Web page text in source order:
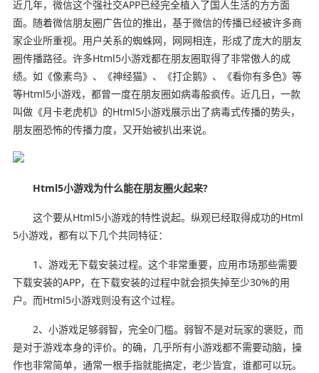
近几年，微信这个强社交APP已经完全植入了国人生活的方方面
面。随着微信朋友圈广告位的推出，基于微信的传播已经被许多商
家企业所重视。用户关系的蜘蛛网，网网相连，形成了庞大的朋友
圈传播路径。许多Html5小游戏都在朋友圈取得了非常傲人的成
绩。如《像素鸟》、《神经猫》、《打企鹅》、《看你有多色》等
等Html5小游戏，都曾一度在朋友圈如病毒般疯传。近几日，一款
叫做《月卡老虎机》的Html5小游戏展示出了病毒式传播的势头，
朋友圈恐怖的传播力度，又开始被扒出来说。
Html5小游戏为什么能在朋友圈火起来?
这个要从Html5小游戏的特性说起。纵观已经取得成功的Html
5小游戏，都有以下几个共同特征：
1、游戏无下载安装过程。这个非常重要，应用市场那些需要
下载安装的APP，在下载安装的过程中就会损失掉至少30%的用
户。而Html5小游戏则没有这个过程。
2、小游戏足够弱智，完全0门槛。弱智不是对玩家的褒贬，而
是对于游戏本身的评价。的确，几乎所有小游戏都不需要动脑，操
作也非常简单，通常一根手指就能搞定，老少皆宜，谁都可以玩。